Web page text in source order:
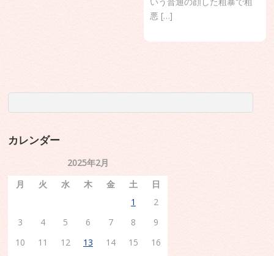
悪 […]
カレンダー
2025年2月
月
火 水 木 金 土 日
1
2
3
4 5 6 7 8
9
10
11 12 13 14 15
16